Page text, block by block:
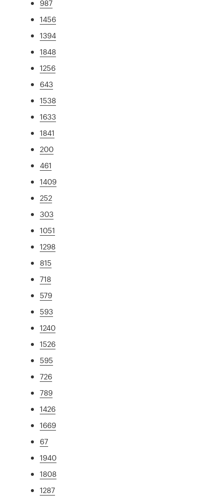
987
1456
1394
1848
1256
643
1538
1633
1841
200
461
1409
252
303
1051
1298
815
718
579
593
1240
1526
595
726
789
1426
1669
67
1940
1808
1287